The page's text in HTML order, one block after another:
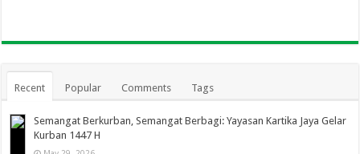
Recent Popular Comments Tags
Semangat Berkurban, Semangat Berbagi: Yayasan Kartika Jaya Gelar
Kurban 1447 H